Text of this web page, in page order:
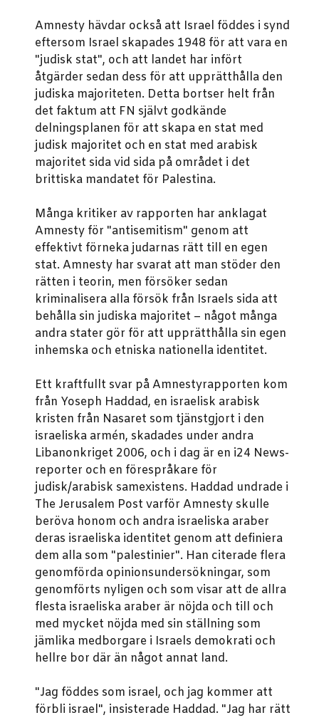
Amnesty hävdar också att Israel föddes i synd
eftersom Israel skapades 1948 för att vara en
"judisk stat", och att landet har infört
åtgärder sedan dess för att upprätthålla den
judiska majoriteten. Detta bortser helt från
det faktum att FN självt godkände
delningsplanen för att skapa en stat med
judisk majoritet och en stat med arabisk
majoritet sida vid sida på området i det
brittiska mandatet för Palestina.
Många kritiker av rapporten har anklagat
Amnesty för "antisemitism" genom att
effektivt förneka judarnas rätt till en egen
stat. Amnesty har svarat att man stöder den
rätten i teorin, men försöker sedan
kriminalisera alla försök från Israels sida att
behålla sin judiska majoritet – något många
andra stater gör för att upprätthålla sin egen
inhemska och etniska nationella identitet.
Ett kraftfullt svar på Amnestyrapporten kom
från Yoseph Haddad, en israelisk arabisk
kristen från Nasaret som tjänstgjort i den
israeliska armén, skadades under andra
Libanonkriget 2006, och i dag är en i24 News-
reporter och en förespråkare för
judisk/arabisk samexistens. Haddad undrade i
The Jerusalem Post varför Amnesty skulle
beröva honom och andra israeliska araber
deras israeliska identitet genom att definiera
dem alla som "palestinier". Han citerade flera
genomförda opinionsundersökningar, som
genomförts nyligen och som visar att de allra
flesta israeliska araber är nöjda och till och
med mycket nöjda med sin ställning som
jämlika medborgare i Israels demokrati och
hellre bor där än något annat land.
"Jag föddes som israel, och jag kommer att
förbli israel", insisterade Haddad. "Jag har rätt